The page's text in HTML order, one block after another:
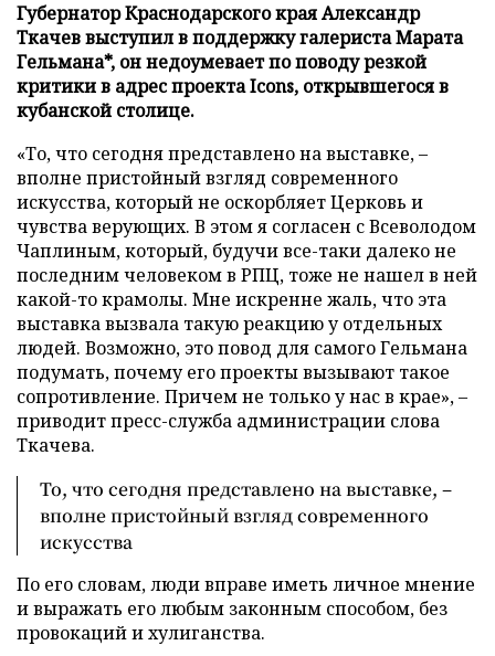
Губернатор Краснодарского края Александр
Ткачев выступил в поддержку галериста Марата
Гельмана*, он недоумевает по поводу резкой
критики в адрес проекта Icons, открывшегося в
кубанской столице.
«То, что сегодня представлено на выставке, –
вполне пристойный взгляд современного
искусства, который не оскорбляет Церковь и
чувства верующих. В этом я согласен с Всеволодом
Чаплиным, который, будучи все-таки далеко не
последним человеком в РПЦ, тоже не нашел в ней
какой-то крамолы. Мне искренне жаль, что эта
выставка вызвала такую реакцию у отдельных
людей. Возможно, это повод для самого Гельмана
подумать, почему его проекты вызывают такое
сопротивление. Причем не только у нас в крае», –
приводит пресс-служба администрации слова
Ткачева.
То, что сегодня представлено на выставке, –
вполне пристойный взгляд современного
искусства
По его словам, люди вправе иметь личное мнение
и выражать его любым законным способом, без
провокаций и хулиганства.